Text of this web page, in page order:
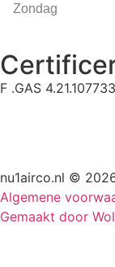
Zondag
F .GAS
nu1airco.nl ©
Algemene
Gemaakt door